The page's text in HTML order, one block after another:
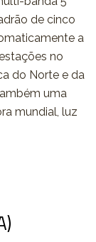
de cinco
a
no
do Norte e da
uma
mundial, luz